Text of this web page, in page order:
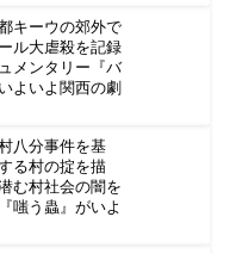
キーウの郊外で
ル大虐殺を記録
メンタリー『バ
よいよ関西の劇
八分事件を基
る村の掟を描
む村社会の闇を
嗤う蟲』がいよ